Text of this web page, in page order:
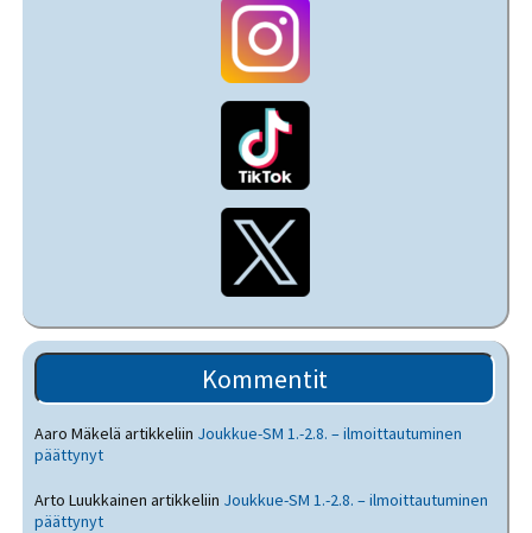
Kommentit
Aaro Mäkelä artikkeliin Joukkue-SM 1.-2.8. – ilmoittautuminen
päättynyt
Arto Luukkainen artikkeliin Joukkue-SM 1.-2.8. – ilmoittautuminen
päättynyt